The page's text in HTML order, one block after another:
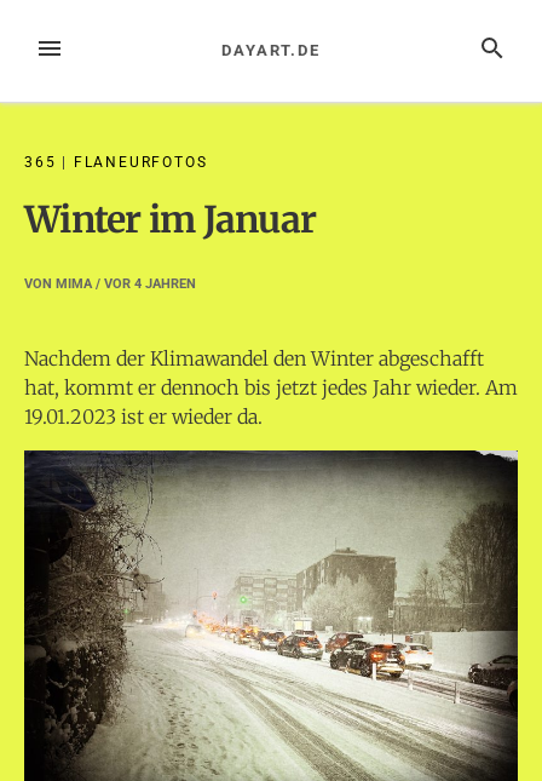
InhaltMENÜ SUCHE
DAYART.DE
365 FLANEURFOTOS
Winter im Januar
VON MIMA/ VOR 4 JAHREN
Nachdem der Klimawandel den Winter abgeschafft
hat, kommt er dennoch bis jetzt jedes Jahr wieder. Am
19.01.2023 ist er wieder da.